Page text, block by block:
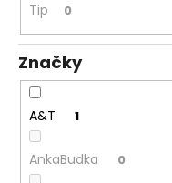
Tip 0
Značky
A&T 1
AnkaBudka 0